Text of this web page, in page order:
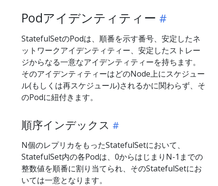
Podアイデンティティー
StatefulSetのPodは、順番を示す番号、安定したネ
ットワークアイデンティティー、安定したストレー
ジからなる一意なアイデンティティーを持ちます。
そのアイデンティティーはどのNode上にスケジュー
ル(もしくは再スケジュール)されるかに関わらず、そ
のPodに紐付きます。
順序インデックス
N個のレプリカをもったStatefulSetにおいて、
StatefulSet内の各Podは、0からはじまりN-1までの
整数値を順番に割り当てられ、そのStatefulSetにお
いては一意となります。